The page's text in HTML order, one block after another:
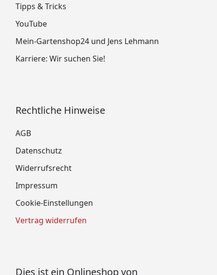
Tipps & Tricks
YouTube
Mein-Gartenshop24 und Jens Lehmann
Karriere: Wir suchen Sie!
Rechtliche Hinweise
AGB
Datenschutz
Widerrufsrecht
Impressum
Cookie-Einstellungen
Vertrag widerrufen
Dies ist ein Onlineshop von